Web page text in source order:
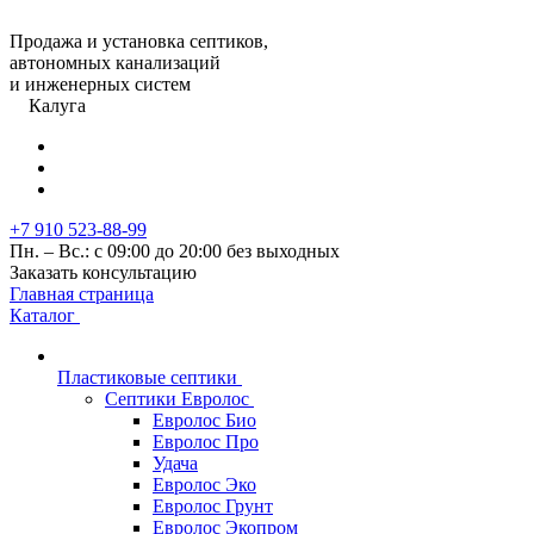
Продажа и установка септиков,
автономных канализаций
и инженерных систем
Калуга
+7 910 523-88-99
Пн. – Вс.: с 09:00 до 20:00 без выходных
Заказать консультацию
Главная страница
Каталог
Пластиковые септики
Септики Евролос
Евролос Био
Евролос Про
Удача
Евролос Эко
Евролос Грунт
Евролос Экопром